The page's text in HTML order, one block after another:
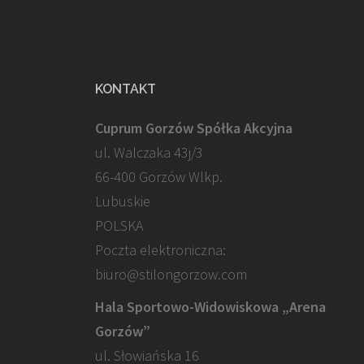
KONTAKT
Cuprum Gorzów Spółka Akcyjna
ul. Walczaka 43j/3
66-400 Gorzów Wlkp.
Lubuskie
POLSKA
Poczta elektroniczna:
biuro@stilongorzow.com
Hala Sportowo-Widowiskowa „Arena
Gorzów”
ul. Słowiańska 16